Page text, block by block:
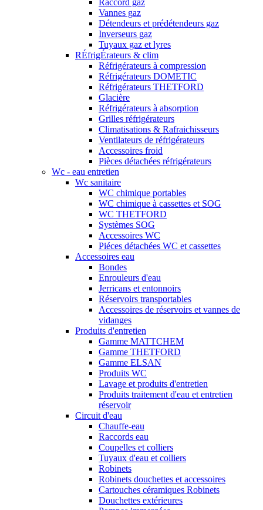
Raccord gaz
Vannes gaz
Détendeurs et prédétendeurs gaz
Inverseurs gaz
Tuyaux gaz et lyres
RÉfrigÉrateurs & clim
Réfrigérateurs à compression
Réfrigérateurs DOMETIC
Réfrigérateurs THETFORD
Glacière
Réfrigérateurs à absorption
Grilles réfrigérateurs
Climatisations & Rafraichisseurs
Ventilateurs de réfrigérateurs
Accessoires froid
Pièces détachées réfrigérateurs
Wc - eau entretien
Wc sanitaire
WC chimique portables
WC chimique à cassettes et SOG
WC THETFORD
Systèmes SOG
Accessoires WC
Piéces détachées WC et cassettes
Accessoires eau
Bondes
Enrouleurs d'eau
Jerricans et entonnoirs
Réservoirs transportables
Accessoires de réservoirs et vannes de
vidanges
Produits d'entretien
Gamme MATTCHEM
Gamme THETFORD
Gamme ELSAN
Produits WC
Lavage et produits d'entretien
Produits traitement d'eau et entretien
réservoir
Circuit d'eau
Chauffe-eau
Raccords eau
Coupelles et colliers
Tuyaux d'eau et colliers
Robinets
Robinets douchettes et accessoires
Cartouches céramiques Robinets
Douchettes extérieures